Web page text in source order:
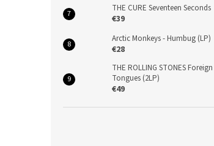
THE CURE Seventeen Seconds
€39
Arctic Monkeys - Humbug (LP)
€28
THE ROLLING STONES Foreign
Tongues (2LP)
€49